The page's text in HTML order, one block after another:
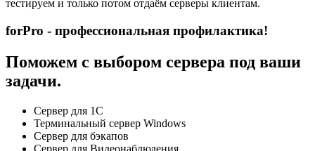
тестируем и только потом отдаём серверы клиентам.
forPro - профессиональная профилактика!
Поможем с выбором сервера под ваши
задачи.
Сервер для 1С
Терминальный сервер Windows
Сервер для бэкапов
Сервер для Видеонаблюдения